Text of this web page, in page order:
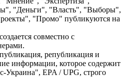
"Деньги", "Власть", "Выборы",
"Промо" публикуются на
совместно с
републикация и
информации, которое содержит
Украина", EPA / UPG, строго